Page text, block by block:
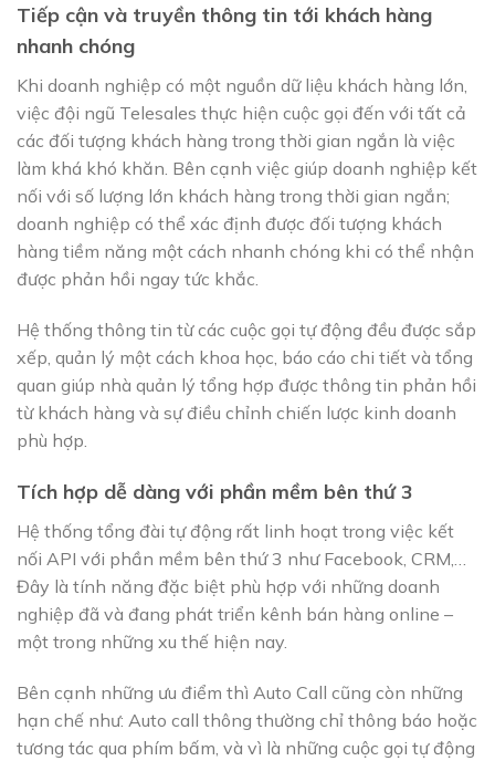
Tiếp cận và truyền thông tin tới khách hàng
nhanh chóng
Khi doanh nghiệp có một nguồn dữ liệu khách hàng lớn,
việc đội ngũ Telesales thực hiện cuộc gọi đến với tất cả
các đối tượng khách hàng trong thời gian ngắn là việc
làm khá khó khăn. Bên cạnh việc giúp doanh nghiệp kết
nối với số lượng lớn khách hàng trong thời gian ngắn;
doanh nghiệp có thể xác định được đối tượng khách
hàng tiềm năng một cách nhanh chóng khi có thể nhận
được phản hồi ngay tức khắc.
Hệ thống thông tin từ các cuộc gọi tự động đều được sắp
xếp, quản lý một cách khoa học, báo cáo chi tiết và tổng
quan giúp nhà quản lý tổng hợp được thông tin phản hồi
từ khách hàng và sự điều chỉnh chiến lược kinh doanh
phù hợp.
Tích hợp dễ dàng với phần mềm bên thứ 3
Hệ thống tổng đài tự động rất linh hoạt trong việc kết
nối API với phần mềm bên thứ 3 như Facebook, CRM,…
Đây là tính năng đặc biệt phù hợp với những doanh
nghiệp đã và đang phát triển kênh bán hàng online –
một trong những xu thế hiện nay.
Bên cạnh những ưu điểm thì Auto Call cũng còn những
hạn chế như: Auto call thông thường chỉ thông báo hoặc
tương tác qua phím bấm, và vì là những cuộc gọi tự động